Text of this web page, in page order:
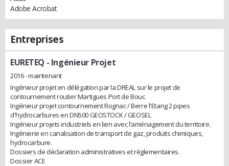
Adobe Acrobat
Entreprises
EURETEQ - Ingénieur Projet
2016 - maintenant
Ingénieur projet en délégation par la DREAL sur le projet de
contournement routier Martigues Port de Bouc.
Ingénieur projet contournement Rognac / Berre l'Etang 2 pipes
d'hydrocarbures en DN500 GEOSTOCK / GEOSEL
Ingénieur projets industriels en lien avec l’aménagement du territoire.
Ingénierie en canalisation de transport de gaz, produits chimiques,
hydrocarbure.
Dossiers de déclaration administratives et réglementaires.
Dossier ACE